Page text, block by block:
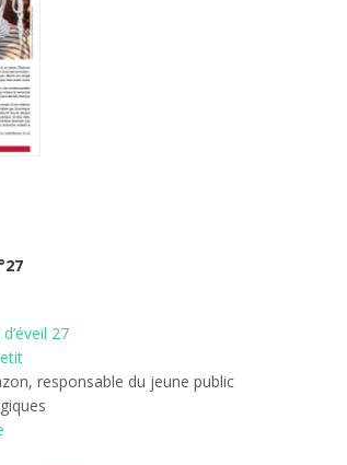
27
responsable du jeune public